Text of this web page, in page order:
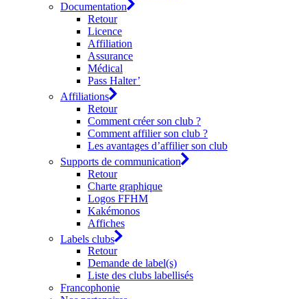
Documentation
Retour
Licence
Affiliation
Assurance
Médical
Pass Halter’
Affiliations
Retour
Comment créer son club ?
Comment affilier son club ?
Les avantages d’affilier son club
Supports de communication
Retour
Charte graphique
Logos FFHM
Kakémonos
Affiches
Labels clubs
Retour
Demande de label(s)
Liste des clubs labellisés
Francophonie